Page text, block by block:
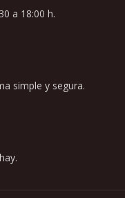
a 18:00 h.
simple y segura.